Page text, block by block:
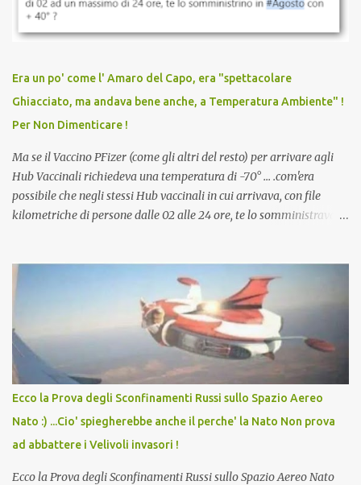
vaccinato, nessuno aveva prima cercato di farti sentire una
persona cattiva. Non avevamo mai visto un vaccino che minacci le
vaccino usato per minacciare i mezzi di sussistenza, il lavoro o la
scuola. Non avevamo mai visto un vaccino che permettesse a un
dodicenne di ignorare il consenso dei genitori. Dopo tutti i vaccini
che abbiamo elencato sopra...
Era un po' come l' Amaro del Capo, era "spettacolare
Ghiacciato, ma andava bene anche, a Temperatura Ambiente" !
Per Non Dimenticare !
Ma se il Vaccino PFizer (come gli altri del resto) per arrivare agli
Hub Vaccinali richiedeva una temperatura di -70° ... .com'era
possibile che negli stessi Hub vaccinali in cui arrivava, con file
kilometriche di persone dalle 02 alle 24 ore, te lo somministravano
Vaccino come: l' Amaro del Capo, era "spettacolare Ghiacciato, ma
andava bene anche, a Temperatura Ambiente"! Riproponiamo
l'articolo per NON Dimenticare!
Ecco la Prova degli Sconfinamenti Russi sullo Spazio Aereo
Nato :) ...Cio' spiegherebbe anche il perche' la Nato Non prova
ad abbattere i Velivoli invasori !
Ecco la Prova degli Sconfinamenti Russi sullo Spazio Aereo Nato